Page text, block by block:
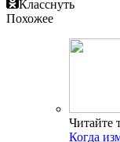
Класснуть
Похожее
Читайте
Когда